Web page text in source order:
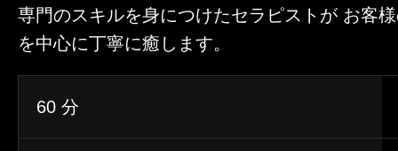
専門のスキルを身につけたセラピストが お客
を中心に丁寧に癒します。
60 分